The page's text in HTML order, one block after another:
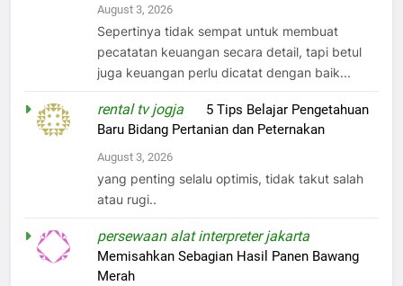
August 3, 2026
Sepertinya tidak sempat untuk membuat
pecatatan keuangan secara detail, tapi betul
juga keuangan perlu dicatat dengan baik...
rental tv jogja
5 Tips Belajar Pengetahuan
Baru Bidang Pertanian dan Peternakan
August 3, 2026
yang penting selalu optimis, tidak takut salah
atau rugi..
persewaan alat interpreter jakarta
Memisahkan Sebagian Hasil Panen Bawang
Merah